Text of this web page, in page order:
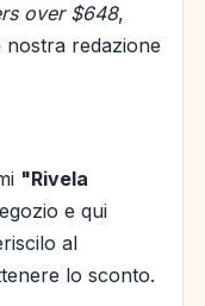
over $648,
redazione
"Rivela
e qui
al
lo sconto.